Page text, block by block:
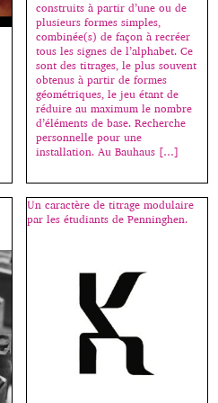
écrire car j’essayais […]
construits à partir d’une ou de
plusieurs formes simples,
combinée(s) de façon à recréer
tous les signes de l’alphabet. Ce
sont des titrages, le plus souvent
obtenus à partir de formes
géométriques, le jeu étant de
réduire au maximum le nombre
d’éléments de base. Recherche
personnelle pour une
installation. Au Bauhaus […]
Un caractère de titrage modulaire
par les étudiants de Penninghen.